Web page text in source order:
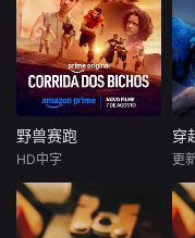
野兽赛跑
阿妮塔
阿兹
在反乌托邦里
野兽赛跑
HD中字
穿
更